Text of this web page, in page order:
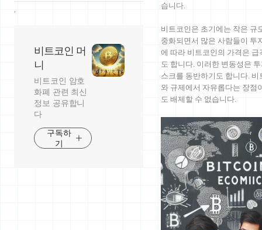
비트코인 머
니
비트코인 암호
화폐 관련 최신
정보 공유합니
다
구독하
기
습니다.
비트코인은 초기에는 작은 규
중화되면서 많은 사람들이 투
에 따라 비트코인의 가격은
도 합니다. 이러한 변동성은
스크를 동반하기도 합니다.
와 규제에서 자유롭다는 장점
도 배제할 수 없습니다.